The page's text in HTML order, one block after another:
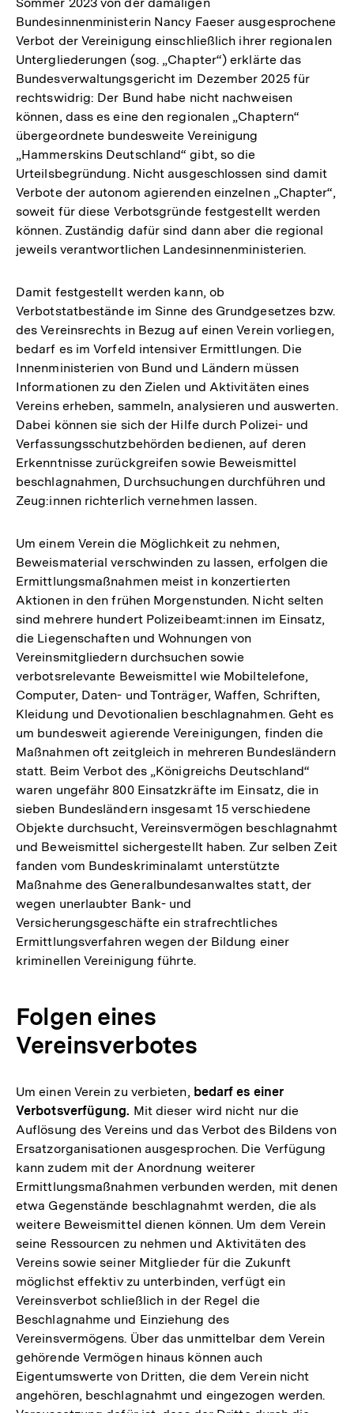
Bundesinnenministerin Nancy Faeser ausgesprochene
Verbot der Vereinigung einschließlich ihrer regionalen
Untergliederungen (sog. „Chapter“) erklärte das
Bundesverwaltungsgericht im Dezember 2025 für
rechtswidrig: Der Bund habe nicht nachweisen
können, dass es eine den regionalen „Chaptern“
übergeordnete bundesweite Vereinigung
„Hammerskins Deutschland“ gibt, so die
Urteilsbegründung. Nicht ausgeschlossen sind damit
Verbote der autonom agierenden einzelnen „Chapter“,
soweit für diese Verbotsgründe festgestellt werden
können. Zuständig dafür sind dann aber die regional
jeweils verantwortlichen Landesinnenministerien.
Damit festgestellt werden kann, ob
Verbotstatbestände im Sinne des Grundgesetzes bzw.
des Vereinsrechts in Bezug auf einen Verein vorliegen,
bedarf es im Vorfeld intensiver Ermittlungen. Die
Innenministerien von Bund und Ländern müssen
Informationen zu den Zielen und Aktivitäten eines
Vereins erheben, sammeln, analysieren und auswerten.
Dabei können sie sich der Hilfe durch Polizei- und
Verfassungsschutzbehörden bedienen, auf deren
Erkenntnisse zurückgreifen sowie Beweismittel
beschlagnahmen, Durchsuchungen durchführen und
Zeug:innen richterlich vernehmen lassen.
Um einem Verein die Möglichkeit zu nehmen,
Beweismaterial verschwinden zu lassen, erfolgen die
Ermittlungsmaßnahmen meist in konzertierten
Aktionen in den frühen Morgenstunden. Nicht selten
sind mehrere hundert Polizeibeamt:innen im Einsatz,
die Liegenschaften und Wohnungen von
Vereinsmitgliedern durchsuchen sowie
verbotsrelevante Beweismittel wie Mobiltelefone,
Computer, Daten- und Tonträger, Waffen, Schriften,
Kleidung und Devotionalien beschlagnahmen. Geht es
um bundesweit agierende Vereinigungen, finden die
Maßnahmen oft zeitgleich in mehreren Bundesländern
statt. Beim Verbot des „Königreichs Deutschland“
waren ungefähr 800 Einsatzkräfte im Einsatz, die in
sieben Bundesländern insgesamt 15 verschiedene
Objekte durchsucht, Vereinsvermögen beschlagnahmt
und Beweismittel sichergestellt haben. Zur selben Zeit
fanden vom Bundeskriminalamt unterstützte
Maßnahme des Generalbundesanwaltes statt, der
wegen unerlaubter Bank- und
Versicherungsgeschäfte ein strafrechtliches
Ermittlungsverfahren wegen der Bildung einer
kriminellen Vereinigung führte.
Folgen eines
Vereinsverbotes
Um einen Verein zu verbieten, bedarf es einer
Verbotsverfügung. Mit dieser wird nicht nur die
Auflösung des Vereins und das Verbot des Bildens von
Ersatzorganisationen ausgesprochen. Die Verfügung
kann zudem mit der Anordnung weiterer
Ermittlungsmaßnahmen verbunden werden, mit denen
etwa Gegenstände beschlagnahmt werden, die als
weitere Beweismittel dienen können. Um dem Verein
seine Ressourcen zu nehmen und Aktivitäten des
Vereins sowie seiner Mitglieder für die Zukunft
möglichst effektiv zu unterbinden, verfügt ein
Vereinsverbot schließlich in der Regel die
Beschlagnahme und Einziehung des
Vereinsvermögens. Über das unmittelbar dem Verein
gehörende Vermögen hinaus können auch
Eigentumswerte von Dritten, die dem Verein nicht
angehören, beschlagnahmt und eingezogen werden.